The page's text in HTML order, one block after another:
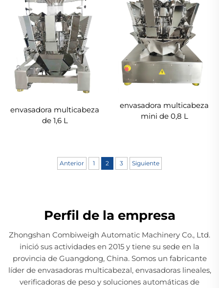
envasadora multicabeza
de 1,6 L
envasadora multicabeza
mini de 0,8 L
Anterior 1 2 3 Siguiente
Perfil de la empresa
Zhongshan Combiweigh Automatic Machinery Co., Ltd.
inició sus actividades en 2015 y tiene su sede en la
provincia de Guangdong, China. Somos un fabricante
líder de envasadoras multicabezal, envasadoras lineales,
verificadoras de peso y soluciones automáticas de